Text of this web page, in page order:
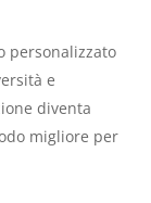
personalizzato
e
diventa
migliore per